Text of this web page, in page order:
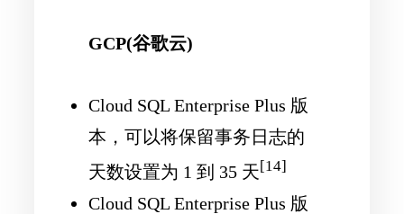
GCP(谷歌云)
Cloud SQL Enterprise Plus 版
本，可以将保留事务日志的
天数设置为 1 到 35 天[14]
Cloud SQL Enterprise Plus 版